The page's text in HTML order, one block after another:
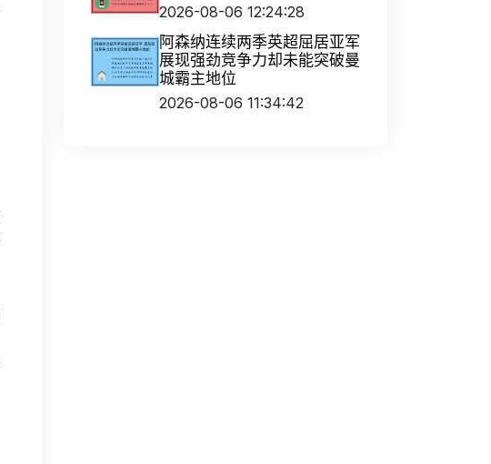
2026-08-06 12:24:28
阿森纳连续两季英超屈居亚军
展现强劲竞争力却未能突破曼
城霸主地位
2026-08-06 11:34:42